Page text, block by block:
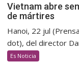
Vietnam abre
de mártires
Hanoi, 22 jul
dot), del director
Es Noticia